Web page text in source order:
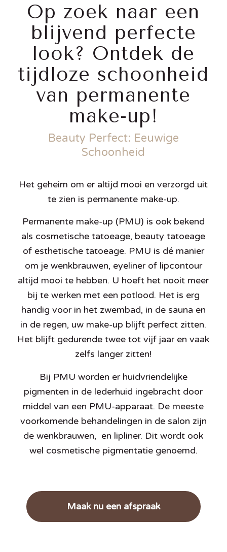
Op zoek naar een
blijvend perfecte
look? Ontdek de
tijdloze schoonheid
van permanente
make-up!
Beauty Perfect: Eeuwige
Schoonheid
Het geheim om er altijd mooi en verzorgd uit
te zien is permanente make-up.
Permanente make-up (PMU) is ook bekend
als cosmetische tatoeage, beauty tatoeage
of esthetische tatoeage. PMU is dé manier
om je wenkbrauwen, eyeliner of lipcontour
altijd mooi te hebben. U hoeft het nooit meer
bij te werken met een potlood. Het is erg
handig voor in het zwembad, in de sauna en
in de regen, uw make-up blijft perfect zitten.
Het blijft gedurende twee tot vijf jaar en vaak
zelfs langer zitten!
Bij PMU worden er huidvriendelijke
pigmenten in de lederhuid ingebracht door
middel van een PMU-apparaat. De meeste
voorkomende behandelingen in de salon zijn
de wenkbrauwen, en lipliner. Dit wordt ook
wel cosmetische pigmentatie genoemd.
Maak nu een afspraak